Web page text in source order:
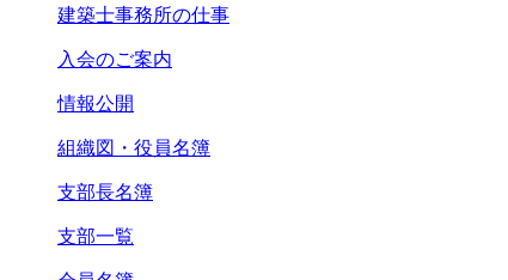
建築士事務所の仕事
入会のご案内
情報公開
組織図・役員名簿
支部長名簿
支部一覧